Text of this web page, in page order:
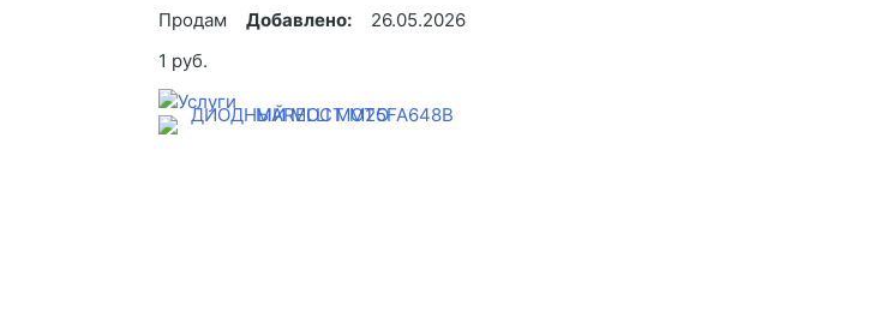
Продам Добавлено:
26.05.2026
1 руб.